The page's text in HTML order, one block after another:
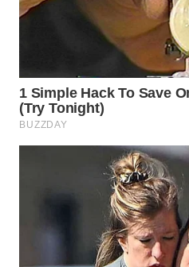
TANI
WAHANA
INFRASTRUKTUR
WAHANA